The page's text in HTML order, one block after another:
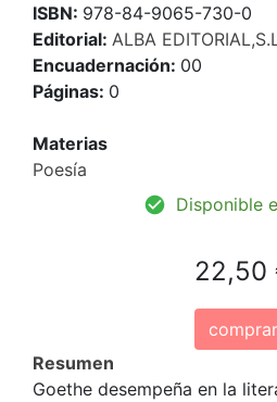
ISBN: 978-84-9065-730-0
Editorial: ALBA
Encuadernación: 00
Páginas: 0
Materias
Poesía
Disponible
22,50
comprar
Resumen
Goethe desempeña en la